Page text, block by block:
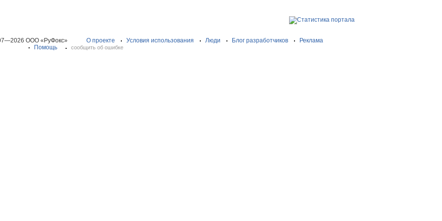
ООО «РуФокс» О проекте Условия использования Люди Блог разработчиков
Реклама
Помощь
сообщить об ошибке